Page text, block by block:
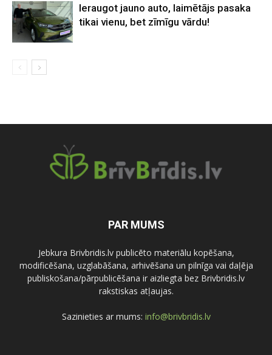
Ieraugot jauno auto, laimētājs pasaka
tikai vienu, bet zīmīgu vārdu!
PAR MUMS
Jebkura Brivbridis.lv publicēto materiālu kopēšana,
modificēšana, uzglabāšana, arhivēšana un pilnīga vai daļēja
publiskošana/pārpublicēšana ir aizliegta bez Brivbridis.lv
rakstiskas atļaujas.
Sazinieties ar mums: info@brivbridis.lv